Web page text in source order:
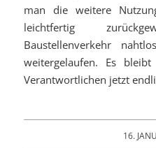
man die weitere
leichtfertig
Baustellenverkehr
weitergelaufen. Es
Verantwortlichen jetzt
16.